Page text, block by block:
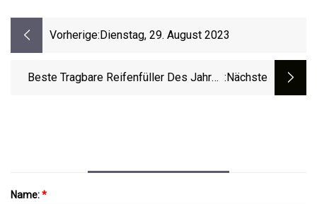
Vorherige: Dienstag, 29. August 2023
Beste Tragbare Reifenfüller Des Jahres :nächste
Name:*